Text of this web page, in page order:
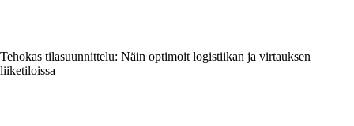
Tehokas tilasuunnittelu: Näin optimoit logistiikan ja virtauksen
liiketiloissa